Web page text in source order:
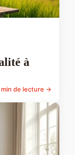
à
min de lecture →